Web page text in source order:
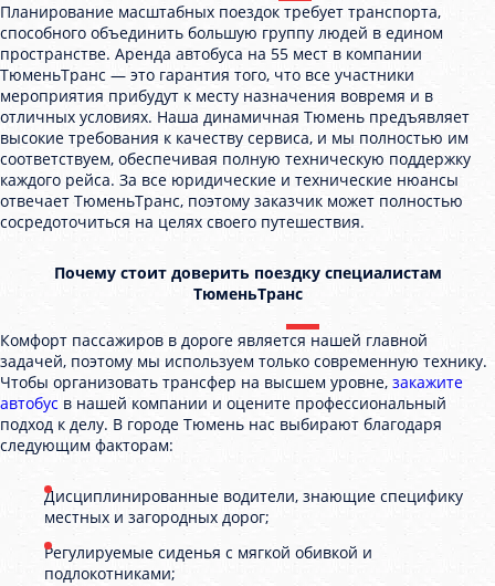
Планирование масштабных поездок требует транспорта,
способного объединить большую группу людей в едином
пространстве. Аренда автобуса на 55 мест в компании
ТюменьТранс — это гарантия того, что все участники
мероприятия прибудут к месту назначения вовремя и в
отличных условиях. Наша динамичная Тюмень предъявляет
высокие требования к качеству сервиса, и мы полностью им
соответствуем, обеспечивая полную техническую поддержку
каждого рейса. За все юридические и технические нюансы
отвечает ТюменьТранс, поэтому заказчик может полностью
сосредоточиться на целях своего путешествия.
Почему стоит доверить поездку специалистам
ТюменьТранс
Комфорт пассажиров в дороге является нашей главной
задачей, поэтому мы используем только современную технику.
Чтобы организовать трансфер на высшем уровне, закажите
автобус в нашей компании и оцените профессиональный
подход к делу. В городе Тюмень нас выбирают благодаря
следующим факторам:
Дисциплинированные водители, знающие специфику
местных и загородных дорог;
Регулируемые сиденья с мягкой обивкой и
подлокотниками;